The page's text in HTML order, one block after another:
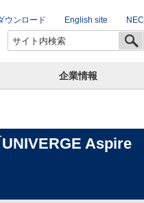
ウンロード English site NEC
企業情報
Aspire